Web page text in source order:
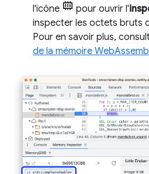
l'icône
pour ouvrir l'
inspecter les octets bruts
Pour en savoir plus,
de la mémoire